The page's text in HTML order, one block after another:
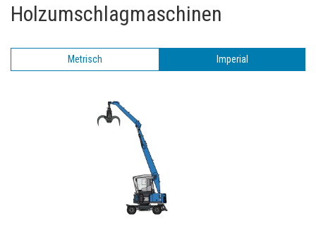
Holzumschlagmaschinen
Metrisch Imperial